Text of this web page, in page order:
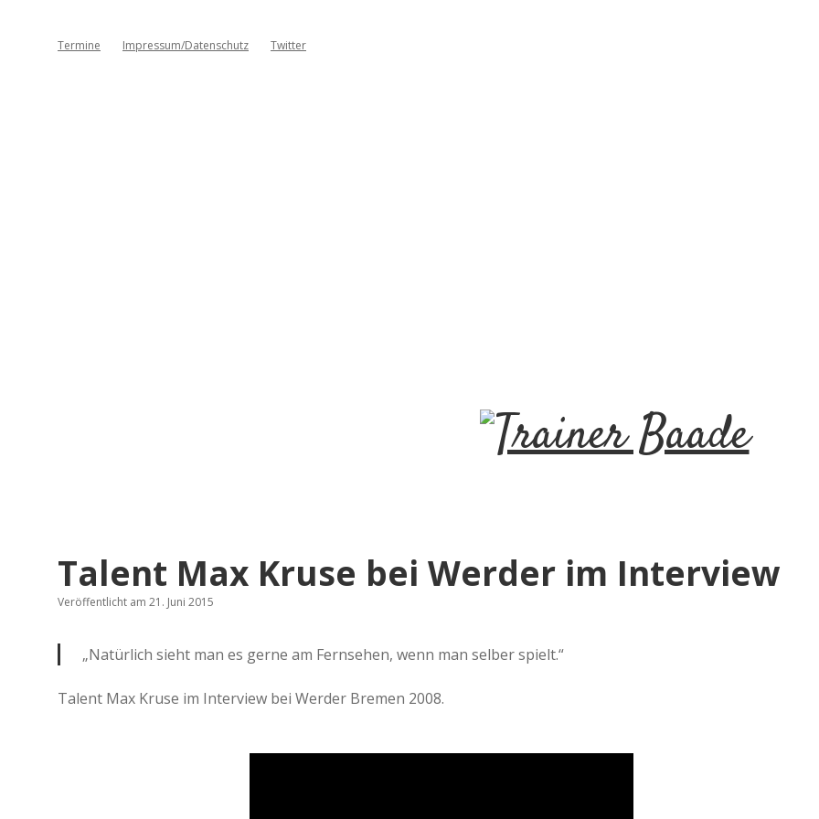
Termine Impressum/Datenschutz Twitter
T
i
n
r
Talent Max Kruse bei Werder im Interview
Veröffentlicht am 21. Juni 2015
„Natürlich sieht man es gerne am Fernsehen, wenn man selber spielt.“
Talent Max Kruse im Interview bei Werder Bremen 2008.